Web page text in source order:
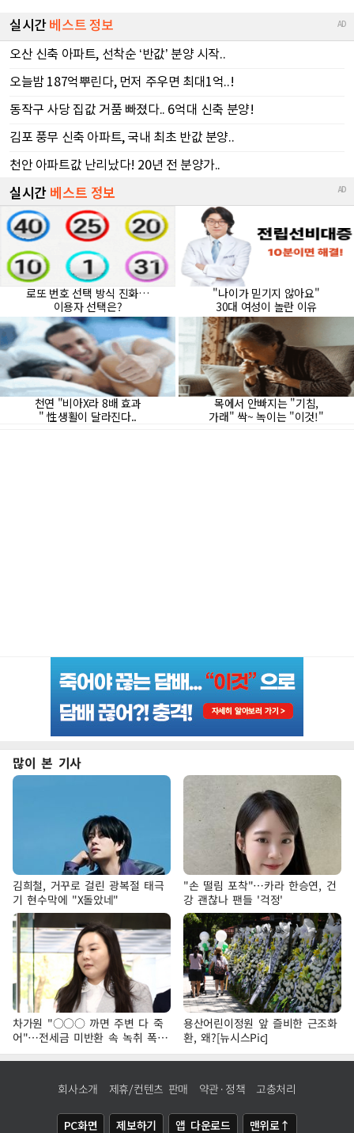
많이 본 기사
김희철, 거꾸로 걸린 광복절 태극
기 현수막에 "X돌았네"
"손 떨림 포착"…카라 한승연, 건
강 괜찮나 팬들 '걱정'
차가원 "○○○ 까면 주변 다 죽
어"…전세금 미반환 속 녹취 폭로
파장
용산어린이정원 앞 즐비한 근조화
환, 왜?[뉴시스Pic]
회사소개 제휴/컨텐츠 판매 약관·정책 고충처리
PC화면 제보하기 앱 다운로드 맨위로↑